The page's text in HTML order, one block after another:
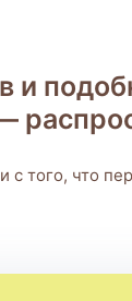
и
того, что